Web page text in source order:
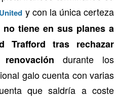
y con la única certeza
no tiene en sus planes a
Trafford tras rechazar
durante los
galo cuenta con varias
que saldría a coste